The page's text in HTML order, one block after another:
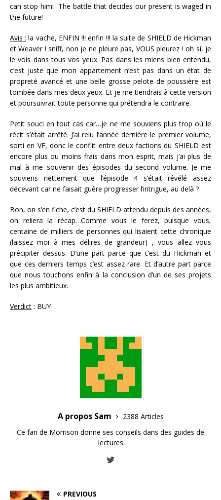
can stop him! The battle that decides our present is waged in
the future!
Avis : la vache, ENFIN !!! enfin !!! la suite de SHIELD de Hickman
et Weaver ! sniff, non je ne pleure pas, VOUS pleurez ! oh si, je
le vois dans tous vos yeux. Pas dans les miens bien entendu,
c’est juste que mon appartement n’est pas dans un état de
propreté avancé et une belle grosse pelote de poussière est
tombée dans mes deux yeux. Et je me tiendrais à cette version
et poursuivrait toute personne qui prétendra le contraire.
Petit souci en tout cas car…je ne me souviens plus trop où le
récit s’était arrêté. J’ai relu l’année dernière le premier volume,
sorti en VF, donc le conflit entre deux factions du SHIELD est
encore plus ou moins frais dans mon esprit, mais j’ai plus de
mal à me souvenir des épisodes du second volume. Je me
souviens nettement que l’épisode 4 s’était révélé assez
décevant car ne faisait guère progresser l’intrigue, au delà ?
Bon, on s’en fiche, c’est du SHIELD attendu depuis des années,
on reliera la récap…Comme vous le ferez, puisque vous,
centaine de milliers de personnes qui lisaient cette chronique
(laissez moi à mes délires de grandeur) , vous allez vous
précipiter dessus. D’une part parce que c’est du Hickman et
que ces derniers temps c’est assez rare. Et d’autre part parce
que nous touchons enfin à la conclusion d’un de ses projets
les plus ambitieux.
Verdict : BUY
A propos Sam
2388 Articles
Ce fan de Morrison donne ses conseils dans des guides de
lectures
PREVIOUS